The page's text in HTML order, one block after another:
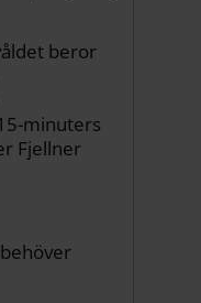
beror
minuters
Fjellner